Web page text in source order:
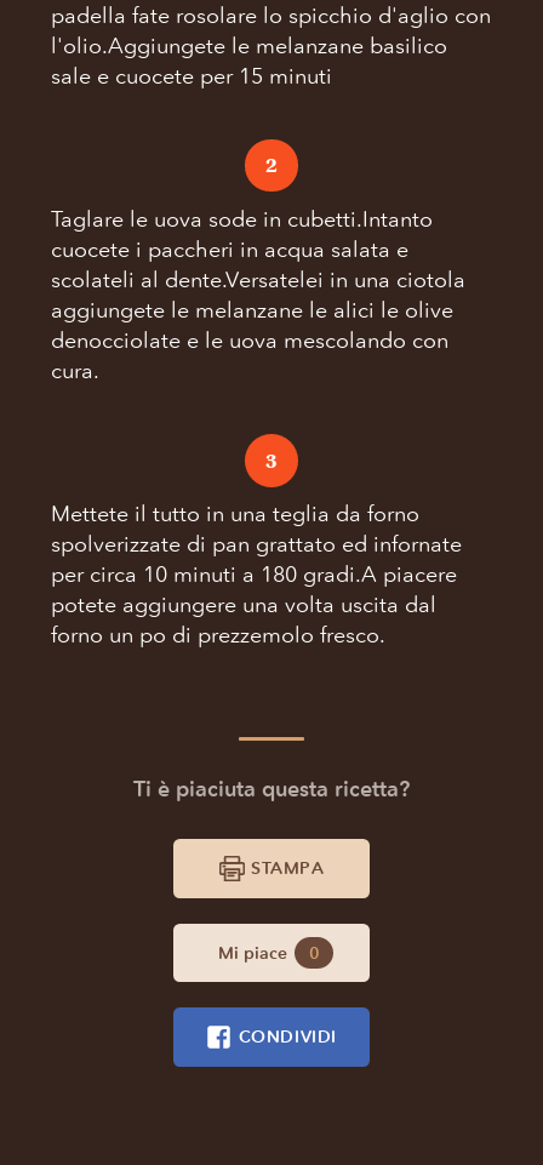
padella fate rosolare lo spicchio d'aglio con
l'olio.Aggiungete le melanzane basilico
sale e cuocete per 15 minuti
2
Taglare le uova sode in cubetti.Intanto
cuocete i paccheri in acqua salata e
scolateli al dente.Versatelei in una ciotola
aggiungete le melanzane le alici le olive
denocciolate e le uova mescolando con
cura.
3
Mettete il tutto in una teglia da forno
spolverizzate di pan grattato ed infornate
per circa 10 minuti a 180 gradi.A piacere
potete aggiungere una volta uscita dal
forno un po di prezzemolo fresco.
Ti è piaciuta questa ricetta?
STAMPA
Mi piace 0
CONDIVIDI